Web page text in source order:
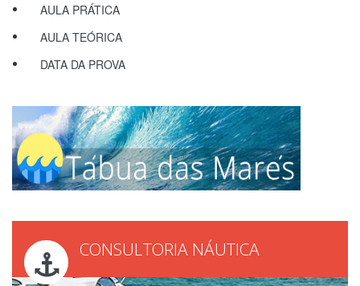
AULA PRÁTICA
AULA TEÓRICA
DATA DA PROVA
CONSULTORIA NÁUTICA